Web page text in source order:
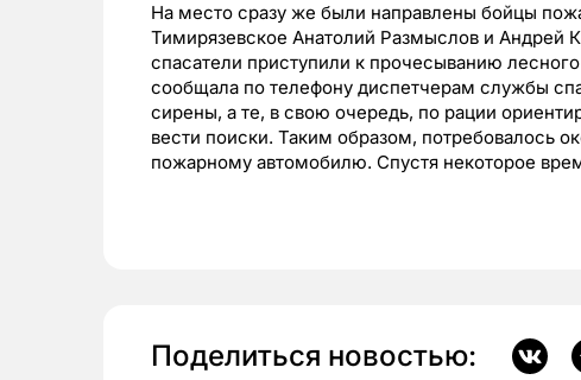
На место сразу же были направлены бойцы
Тимирязевское Анатолий Размыслов и Андрей
спасатели приступили к прочесыванию
сообщала по телефону диспетчерам службы
сирены, а те, в свою очередь, по рации
вести поиски. Таким образом, потребовалось
пожарному автомобилю. Спустя некоторое
Поделиться новостью: